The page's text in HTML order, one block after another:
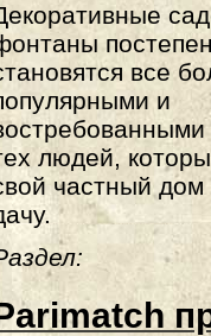
все
и
людей,
частный